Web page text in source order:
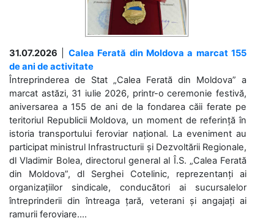
31.07.2026
Calea Ferată din Moldova a marcat 155
de ani de activitate
Întreprinderea de Stat „Calea Ferată din Moldova” a
marcat astăzi, 31 iulie 2026, printr-o ceremonie festivă,
aniversarea a 155 de ani de la fondarea căii ferate pe
teritoriul Republicii Moldova, un moment de referință în
istoria transportului feroviar național. La eveniment au
participat ministrul Infrastructurii și Dezvoltării Regionale,
dl Vladimir Bolea, directorul general al Î.S. „Calea Ferată
din Moldova”, dl Serghei Cotelinic, reprezentanți ai
organizațiilor sindicale, conducători ai sucursalelor
întreprinderii din întreaga țară, veterani și angajați ai
ramurii feroviare....